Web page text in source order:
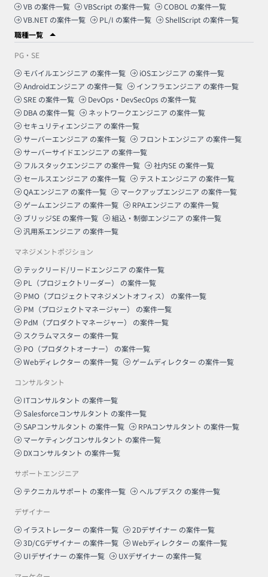
VB の案件一覧 VBScript の案件一覧 COBOL の案件一覧
VB.NET の案件一覧 PL/I の案件一覧 ShellScript の案件一覧
職種一覧
PG・SE
モバイルエンジニア の案件一覧 iOSエンジニア の案件一覧
Androidエンジニア の案件一覧 インフラエンジニア の案件一覧
SRE の案件一覧 DevOps・DevSecOps の案件一覧
DBA の案件一覧 ネットワークエンジニア の案件一覧
セキュリティエンジニア の案件一覧
サーバーエンジニア の案件一覧 フロントエンジニア の案件一覧
サーバーサイドエンジニア の案件一覧
フルスタックエンジニア の案件一覧 社内SE の案件一覧
セールスエンジニア の案件一覧 テストエンジニア の案件一覧
QAエンジニア の案件一覧 マークアップエンジニア の案件一覧
ゲームエンジニア の案件一覧 RPAエンジニア の案件一覧
ブリッジSE の案件一覧 組込・制御エンジニア の案件一覧
汎用系エンジニア の案件一覧
マネジメントポジション
テックリード/リードエンジニア の案件一覧
PL（プロジェクトリーダー）
の案件一覧
PMO（プロジェクトマネジメントオフィス）
の案件一覧
PM（プロジェクトマネージャー）
の案件一覧
PdM（プロダクトマネージャー）
の案件一覧
スクラムマスター の案件一覧
PO（プロダクトオーナー）
の案件一覧
Webディレクター の案件一覧 ゲームディレクター の案件一覧
コンサルタント
ITコンサルタント の案件一覧
Salesforceコンサルタント の案件一覧
SAPコンサルタント の案件一覧 RPAコンサルタント の案件一覧
マーケティングコンサルタント の案件一覧
DXコンサルタント の案件一覧
サポートエンジニア
テクニカルサポート の案件一覧 ヘルプデスク の案件一覧
デザイナー
イラストレーター の案件一覧 2Dデザイナー の案件一覧
3D/CGデザイナー の案件一覧 Webディレクター の案件一覧
UIデザイナー の案件一覧 UXデザイナー の案件一覧